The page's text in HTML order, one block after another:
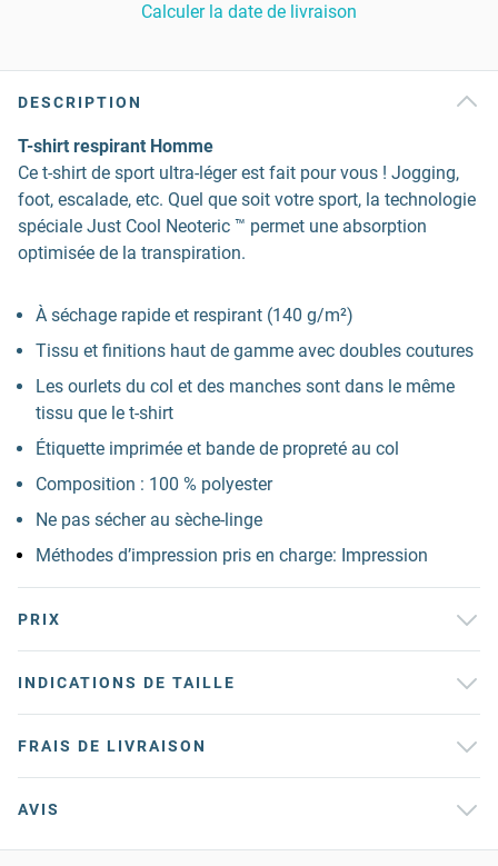
Calculer la date de livraison
DESCRIPTION
T-shirt respirant Homme
Ce t-shirt de sport ultra-léger est fait pour vous ! Jogging,
foot, escalade, etc. Quel que soit votre sport, la technologie
spéciale Just Cool Neoteric ™ permet une absorption
optimisée de la transpiration.
À séchage rapide et respirant (140 g/m²)
Tissu et finitions haut de gamme avec doubles coutures
Les ourlets du col et des manches sont dans le même
tissu que le t-shirt
Étiquette imprimée et bande de propreté au col
Composition : 100 % polyester
Ne pas sécher au sèche-linge
Méthodes d’impression pris en charge: Impression
PRIX
INDICATIONS DE TAILLE
FRAIS DE LIVRAISON
AVIS